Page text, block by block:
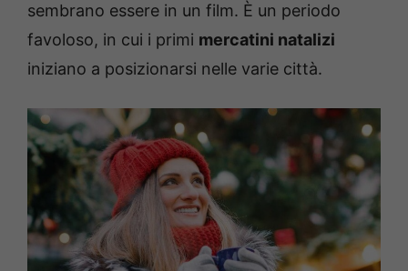
sembrano essere in un film. È un periodo
favoloso, in cui i primi mercatini natalizi
iniziano a posizionarsi nelle varie città.